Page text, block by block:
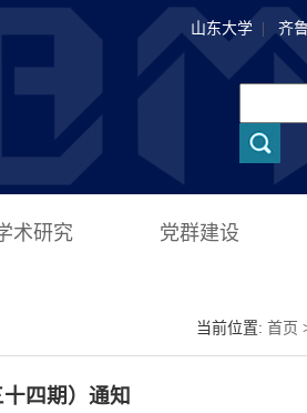
山东大学 齐
术研究 党群建设
当前位置: 首页
四期）通知